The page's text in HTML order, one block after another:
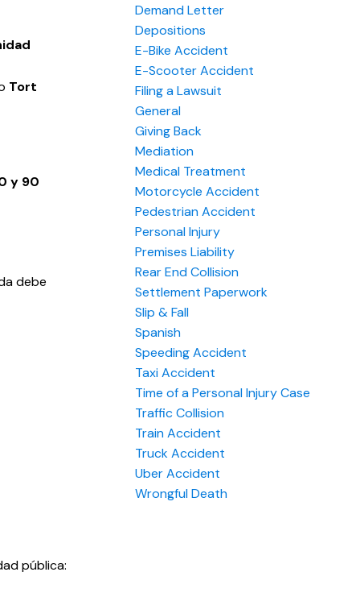
Tort
y 90
debe
pública:
Demand Letter
Depositions
E-Bike Accident
E-Scooter Accident
Filing a Lawsuit
General
Giving Back
Mediation
Medical Treatment
Motorcycle Accident
Pedestrian Accident
Personal Injury
Premises Liability
Rear End Collision
Settlement Paperwork
Slip & Fall
Spanish
Speeding Accident
Taxi Accident
Time of a Personal Injury Case
Traffic Collision
Train Accident
Truck Accident
Uber Accident
Wrongful Death